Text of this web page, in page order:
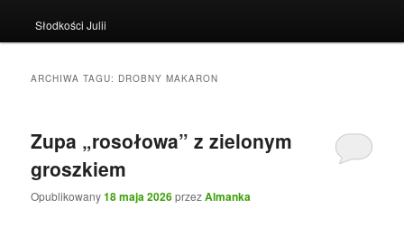
Słodkości Julii
ARCHIWA TAGU: DROBNY MAKARON
Zupa „rosołowa” z zielonym
groszkiem
Opublikowany18 maja 2026przezAlmanka